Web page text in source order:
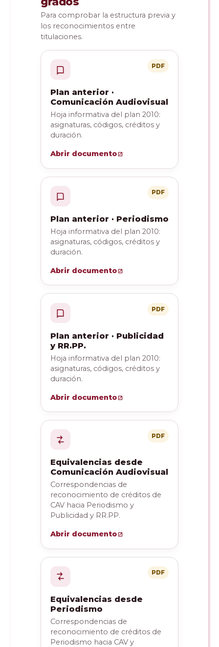
Para comprobar la estructura previa y
los reconocimientos entre
titulaciones.
PDF
Plan anterior ·
Comunicación Audiovisual
Hoja informativa del plan 2010:
asignaturas, códigos, créditos y
duración.
Abrir documento
PDF
Plan anterior · Periodismo
Hoja informativa del plan 2010:
asignaturas, códigos, créditos y
duración.
Abrir documento
PDF
Plan anterior · Publicidad
y RR.PP.
Hoja informativa del plan 2010:
asignaturas, códigos, créditos y
duración.
Abrir documento
PDF
Equivalencias desde
Comunicación Audiovisual
Correspondencias de
reconocimiento de créditos de
CAV hacia Periodismo y
Publicidad y RR.PP.
Abrir documento
PDF
Equivalencias desde
Periodismo
Correspondencias de
reconocimiento de créditos de
Periodismo hacia CAV y